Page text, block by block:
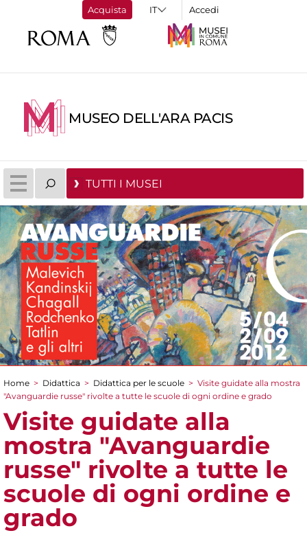
Acquista Accedi
MUSEO DELL'ARA PACIS
TUTTI I MUSEI
Tu sei qui
Home > Didattica > Didattica per le scuole > Visite guidate alla mostra
"Avanguardie russe" rivolte a tutte le scuole di ogni ordine e grado
Visite guidate alla
mostra "Avanguardie
russe" rivolte a tutte le
scuole di ogni ordine e
grado